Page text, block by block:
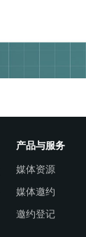
产品与服务
媒体资源
媒体邀约
邀约登记